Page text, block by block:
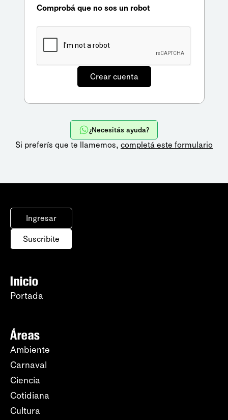
Comprobá que no sos un robot
¿Necesitás ayuda?
Si preferís que te llamemos, completá este formulario
Ingresar
Suscribite
Inicio
Portada
Áreas
Ambiente
Carnaval
Ciencia
Cotidiana
Cultura